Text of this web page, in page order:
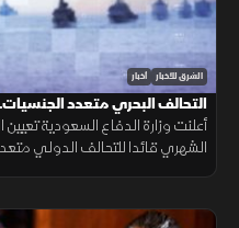
الشرق للأخبار أخبار
التحالف البحري متعدد
أعلنت وزارة الدفاع السعودية تعيين
الشهري قائدا للتحالف الدولي